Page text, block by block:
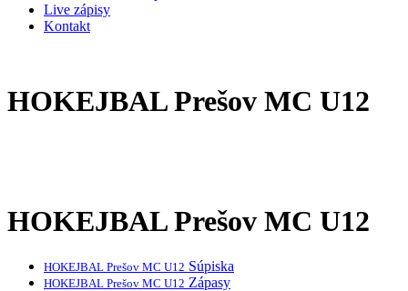
Live zápisy
Kontakt
HOKEJBAL Prešov MC U12
HOKEJBAL Prešov MC U12
HOKEJBAL Prešov MC U12 Súpiska
HOKEJBAL Prešov MC U12 Zápasy